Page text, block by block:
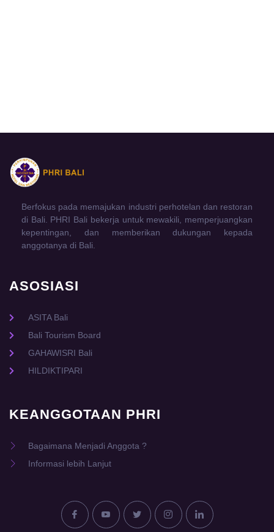
Berfokus pada memajukan industri perhotelan dan restoran
di Bali. PHRI Bali bekerja untuk mewakili, memperjuangkan
kepentingan, dan memberikan dukungan kepada
anggotanya di Bali.
ASOSIASI
ASITA Bali
Bali Tourism Board
GAHAWISRI Bali
HILDIKTIPARI
KEANGGOTAAN PHRI
Bagaimana Menjadi Anggota ?
Informasi lebih Lanjut